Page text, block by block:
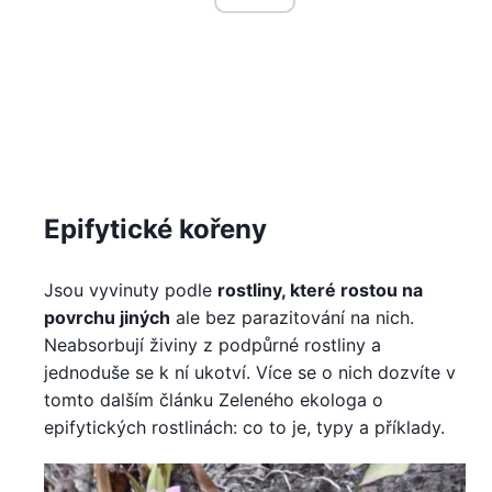
Epifytické kořeny
Jsou vyvinuty podle rostliny, které rostou na
povrchu jiných ale bez parazitování na nich.
Neabsorbují živiny z podpůrné rostliny a
jednoduše se k ní ukotví. Více se o nich dozvíte v
tomto dalším článku Zeleného ekologa o
epifytických rostlinách: co to je, typy a příklady.